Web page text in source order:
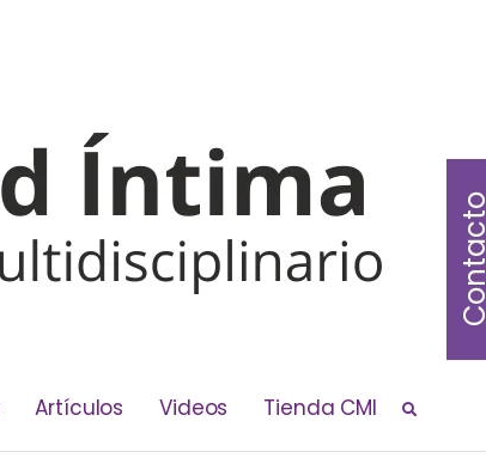
Artículos Videos Tienda CMI